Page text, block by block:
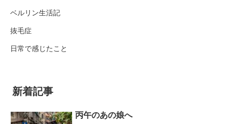
ベルリン生活記
抜毛症
日常で感じたこと
新着記事
丙午のあの娘へ